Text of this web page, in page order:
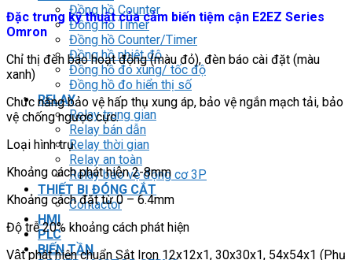
Đồng hồ Counter
Đồng hồ Timer
Đồng hồ Counter/Timer
Đồng hồ nhiệt độ
Đồng hồ đo xung/ tốc độ
Đồng hồ đo hiển thị số
RELAY
Relay trung gian
Relay bán dẫn
Relay thời gian
Relay an toàn
Relay bảo vệ động cơ 3P
THIẾT BỊ ĐÓNG CẮT
Contactor
HMI
PLC
BIẾN TẦN
Đặc trưng kỹ thuật của cảm biến tiệm cận E2EZ Series
Omron
Chỉ thị đèn báo hoạt động (màu đỏ), đèn báo cài đặt (màu
xanh)
Chức năng bảo vệ hấp thụ xung áp, bảo vệ ngắn mạch tải, bảo
vệ chống ngược cực.
Loại hình trụ
Khoảng cách phát hiện 2-8mm
Khoảng cách đặt từ 0 – 6.4mm
Độ trễ 20% khoảng cách phát hiện
Vật phát hiện chuẩn Sắt Iron 12x12x1, 30x30x1, 54x54x1 (Phụ